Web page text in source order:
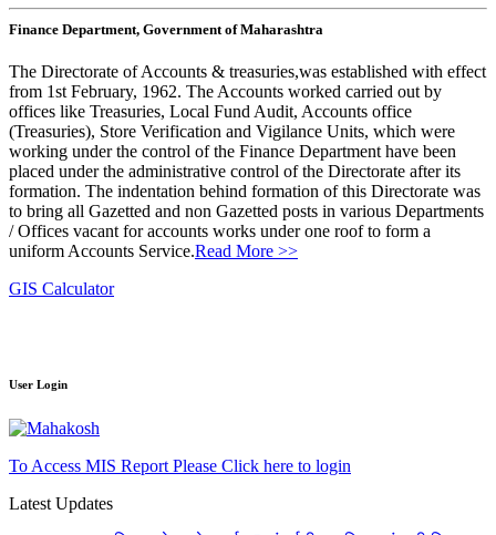
Finance Department, Government of Maharashtra
The Directorate of Accounts & treasuries,was established with effect
from 1st February, 1962. The Accounts worked carried out by
offices like Treasuries, Local Fund Audit, Accounts office
(Treasuries), Store Verification and Vigilance Units, which were
working under the control of the Finance Department have been
placed under the administrative control of the Directorate after its
formation. The indentation behind formation of this Directorate was
to bring all Gazetted and non Gazetted posts in various Departments
/ Offices vacant for accounts works under one roof to form a
uniform Accounts Service.Read More >>
GIS Calculator
User Login
To Access MIS Report Please Click here to login
Latest Updates